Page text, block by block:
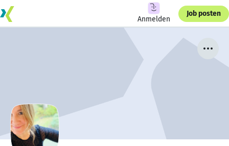
Anmelden
Job posten